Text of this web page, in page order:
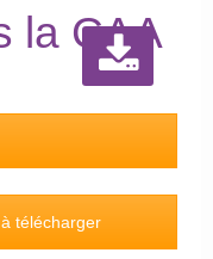
la CAA
télécharger